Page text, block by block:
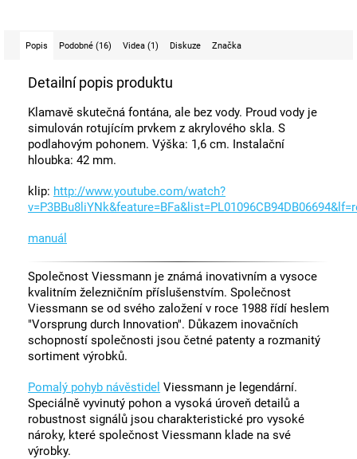
Popis Podobné (16) Videa (1) Diskuze Značka
Detailní popis produktu
Klamavě skutečná fontána, ale bez vody. Proud vody je
simulován rotujícím prvkem z akrylového skla. S
podlahovým pohonem. Výška: 1,6 cm. Instalační
hloubka: 42 mm.
klip: http://www.youtube.com/watch?
manuál
Společnost Viessmann je známá inovativním a vysoce
kvalitním železničním příslušenstvím. Společnost
Viessmann se od svého založení v roce 1988 řídí heslem
"Vorsprung durch Innovation". Důkazem inovačních
schopností společnosti jsou četné patenty a rozmanitý
sortiment výrobků.
Pomalý pohyb návěstidel Viessmann je legendární.
Speciálně vyvinutý pohon a vysoká úroveň detailů a
robustnost signálů jsou charakteristické pro vysoké
nároky, které společnost Viessmann klade na své
výrobky.